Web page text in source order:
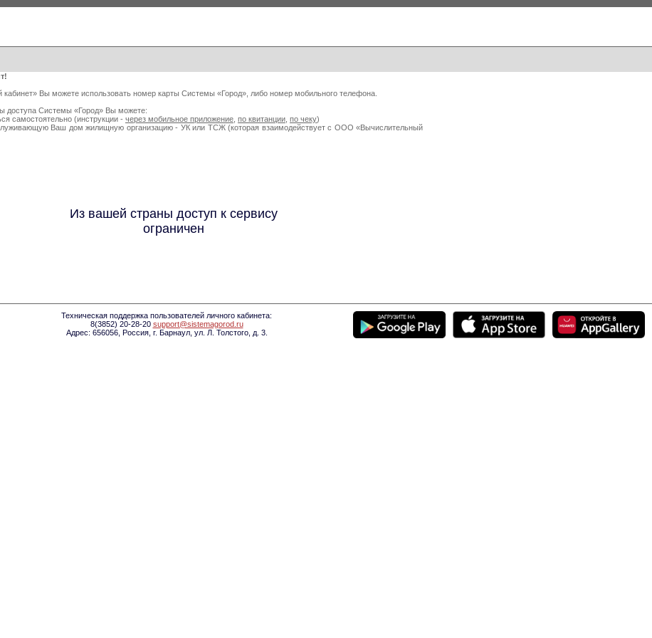
кабинет» Вы можете использовать номер карты Системы «Город», либо номер мобильного телефона.
доступа Системы «Город» Вы можете:
самостоятельно (инструкции - через мобильное приложение по квитанции по чеку)
Ваш дом жилищную организацию - УК или ТСЖ (которая взаимодействует с ООО «Вычислительный
Из вашей страны доступ к сервису
ограничен
Техническая поддержка пользователей личного кабинета:
8(3852) 20-28-20 support@sistemagorod.ru
Адрес: 656056, Россия, г. Барнаул, ул. Л. Толстого, д. 3.